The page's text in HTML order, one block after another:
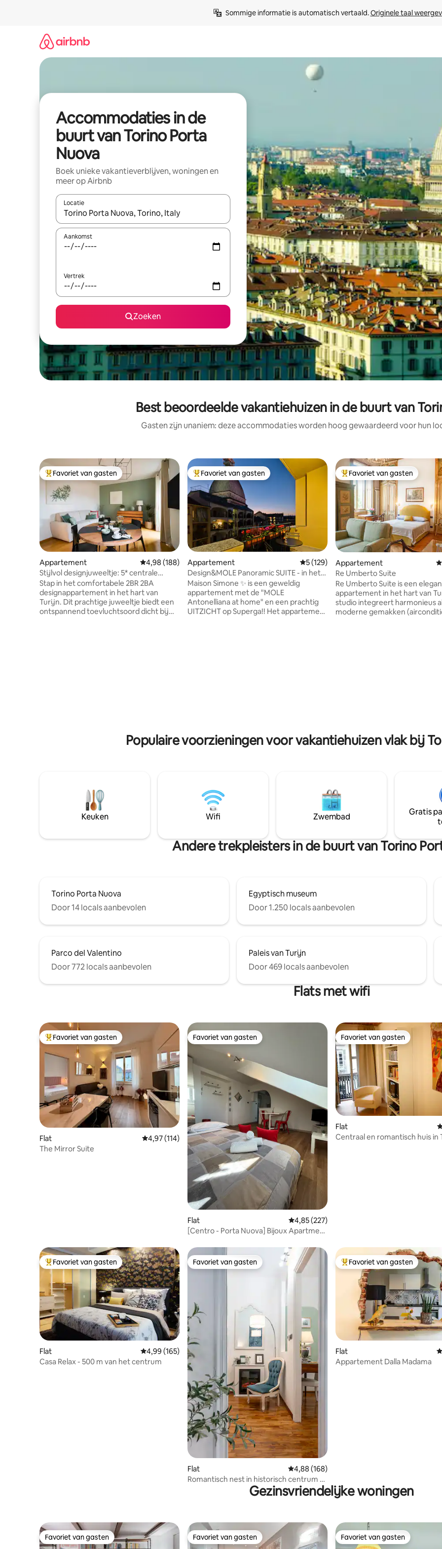
Sommige informatie is automatisch vertaald. Originele taal
Accommodaties in de
buurt van Torino Porta
Nuova
Boek unieke vakantieverblijven, woningen en
meer op Airbnb
Locatie
Wanneer er resultaten beschikbaar zijn, maak je een keuze met je de pijltjestoetsen omhoog en omlaag, óf door te
Aankomst
Vertrek
Zoeken
Best beoordeelde vakantiehuizen in de buurt van
Gasten zijn unaniem: deze accommodaties worden hoog gewaardeerd voor hun
Topfavoriet van gasten
Favoriet van gasten
Appartement Gemiddelde beoordeling van 4,98 op 5, 188 recensies
4,98 (188)
Stijlvol designjuweeltje: 5* centrale
locatie, balkon
Stap in het comfortabele 2BR 2BA
designappartement in het hart van
Turijn. Dit prachtige juweeltje biedt een
ontspannend toevluchtsoord dicht bij
Topfavoriet van gasten
Favoriet van gasten
Appartement Gemiddelde beoordeling van 5 op 5, 129
5 (129)
Design&MOLE Panoramic SUITE - in het
hart van Turijn
Maison Simone ✨ is een geweldig
appartement met de "MOLE
Antonelliana at home" en een prachtig
UITZICHT op Superga!! Het appartement
Topfavoriet van gasten
Favoriet van gasten
Appartement
Re Umberto Suite
Re Umberto Suite is een
appartement in het hart van
studio integreert harmonieus
moderne gemakken
Populaire voorzieningen voor vakantiehuizen vlak bij
Keuken Wifi Zwembad
Gratis
Andere trekpleisters in de buurt van Torino
Torino Porta Nuova
Door 14 locals aanbevolen
Egyptisch museum
Door 1.250 locals aanbevolen
Parco del Valentino
Door 772 locals aanbevolen
Paleis van Turijn
Door 469 locals aanbevolen
Flats met wifi
Topfavoriet van gasten
Favoriet van gasten
Flat Gemiddelde beoordeling van 4,97 op 5, 114 recensies
4,97 (114)
The Mirror Suite
Favoriet van gasten
Favoriet van gasten
Flat Gemiddelde beoordeling van 4,85 op 5, 227
4,85 (227)
[Centro - Porta Nuova] Bijoux Apartment
Favoriet van gasten
Favoriet van gasten
Flat
Centraal en romantisch huis in
Topfavoriet van gasten
Favoriet van gasten
Flat Gemiddelde beoordeling van 4,99 op 5, 165 recensies
4,99 (165)
Casa Relax - 500 m van het centrum
Favoriet van gasten
Favoriet van gasten
Flat Gemiddelde beoordeling van 4,88 op 5, 168
4,88 (168)
Romantisch nest in historisch centrum -
Egyptisch museum
Topfavoriet van gasten
Favoriet van gasten
Flat
Appartement Dalla Madama
Gezinsvriendelijke woningen
Favoriet van gasten
Favoriet van gasten Favoriet van gasten
Favoriet van gasten Favoriet van gasten
Favoriet van gasten